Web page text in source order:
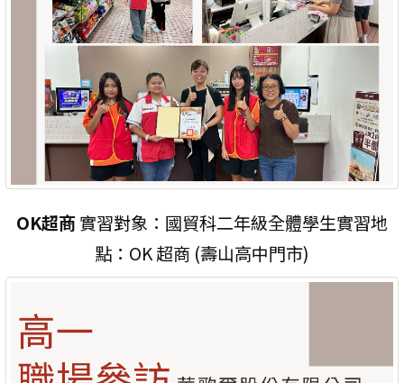
OK超商實習對象：國貿科二年級全體學生實習地
點：OK 超商 (壽山高中門市)